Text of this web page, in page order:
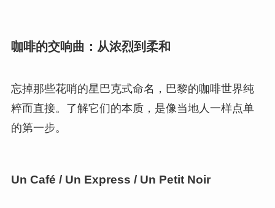
咖啡的交响曲：从浓烈到柔和
忘掉那些花哨的星巴克式命名，巴黎的咖啡世界纯
粹而直接。了解它们的本质，是像当地人一样点单
的第一步。
Un Café / Un Express / Un Petit Noir